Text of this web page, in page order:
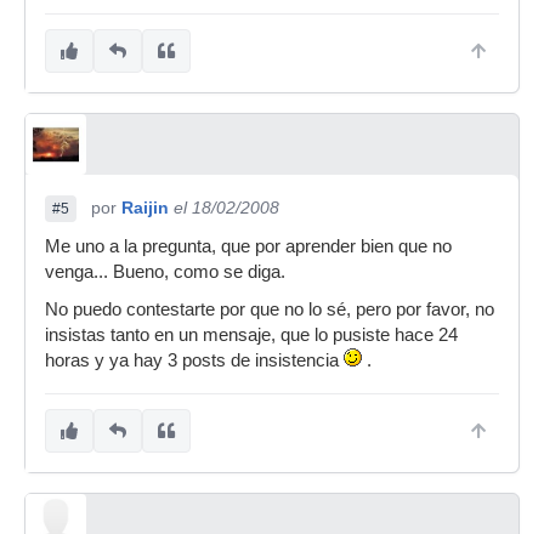
#5 por Raijin el 18/02/2008
Me uno a la pregunta, que por aprender bien que no
venga... Bueno, como se diga.
No puedo contestarte por que no lo sé, pero por favor, no
insistas tanto en un mensaje, que lo pusiste hace 24
horas y ya hay 3 posts de insistencia
.